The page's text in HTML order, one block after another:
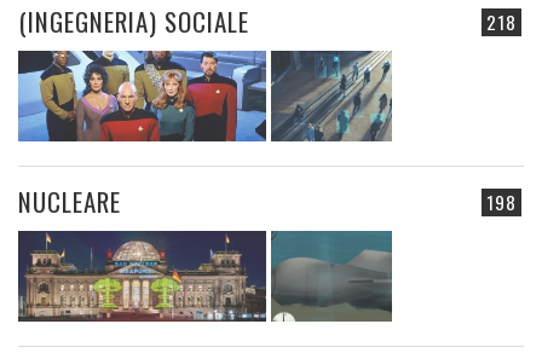
218
(INGEGNERIA) SOCIALE
198
NUCLEARE